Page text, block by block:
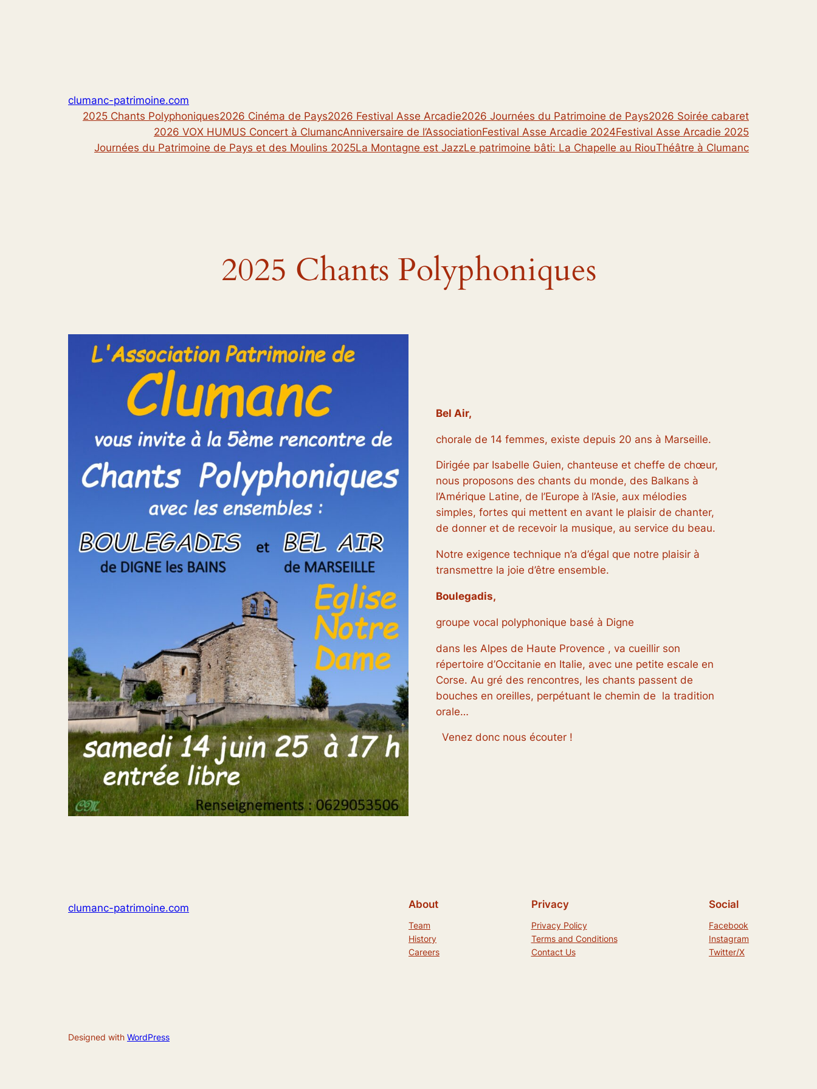
clumanc-patrimoine.com
2025 Chants Polyphoniques2026 Cinéma de Pays2026 Festival Asse Arcadie2026 Journées du Patrimoine de Pays2026 Soirée cabaret
2026 VOX HUMUS Concert à ClumancAnniversaire de l’AssociationFestival Asse Arcadie 2024Festival Asse Arcadie 2025
Journées du Patrimoine de Pays et des Moulins 2025La Montagne est JazzLe patrimoine bâti: La Chapelle au RiouThéâtre à Clumanc
2025 Chants Polyphoniques
Bel Air,
chorale de 14 femmes, existe depuis 20 ans à Marseille.
Dirigée par Isabelle Guien, chanteuse et cheffe de chœur,
nous proposons des chants du monde, des Balkans à
l’Amérique Latine, de l’Europe à l’Asie, aux mélodies
simples, fortes qui mettent en avant le plaisir de chanter,
de donner et de recevoir la musique, au service du beau.
Notre exigence technique n’a d’égal que notre plaisir à
transmettre la joie d’être ensemble.
Boulegadis,
groupe vocal polyphonique basé à Digne
dans les Alpes de Haute Provence , va cueillir son
répertoire d’Occitanie en Italie, avec une petite escale en
Corse. Au gré des rencontres, les chants passent de
bouches en oreilles, perpétuant le chemin de la tradition
orale…
Venez donc nous écouter !
clumanc-patrimoine.com About
Team
History
Careers
Privacy
Privacy Policy
Terms and Conditions
Contact Us
Social
Facebook
Instagram
Twitter/X
Designed with WordPress